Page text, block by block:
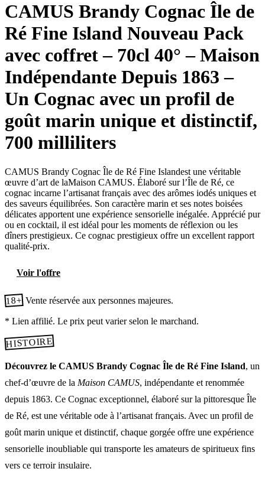
CAMUS Brandy Cognac Île de
Ré Fine Island Nouveau Pack
avec coffret – 70cl 40° – Maison
Indépendante Depuis 1863 –
Un Cognac avec un profil de
goût marin unique et distinctif,
700 milliliters
CAMUS Brandy Cognac Île de Ré Fine Islandest une véritable
œuvre d’art de laMaison CAMUS. Élaboré sur l’Île de Ré, ce
cognac incarne l’artisanat français avec des arômes iodés uniques et
des saveurs équilibrées. Son caractère marin et ses notes boisées
délicates apportent une expérience sensorielle inégalée. Apprécié pur
ou en cocktail, il est idéal pour les moments de réflexion ou les
dîners prestigieux. Ce cognac prestigieux offre un excellent rapport
qualité-prix.
Voir l'offre
18+ Vente réservée aux personnes majeures.
* Lien affilié. Le prix peut varier selon le marchand.
HISTOIRE
Découvrez le CAMUS Brandy Cognac Île de Ré Fine Island, un
chef-d’œuvre de la Maison CAMUS, indépendante et renommée
depuis 1863. Ce Cognac exceptionnel, élaboré sur la pittoresque Île
de Ré, est une véritable ode à l’artisanat français. Avec un profil de
goût marin unique et distinctif, chaque gorgée offre une expérience
sensorielle inoubliable qui transporte les amateurs de spiritueux fins
vers ce terroir insulaire.